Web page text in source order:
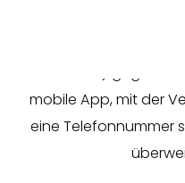
mobile App, mit der
eine Telefonnummer